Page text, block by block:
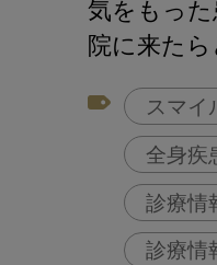
気をもっ
院に来た
回：上手
かた スマイ
全身疾
診療情
診療情